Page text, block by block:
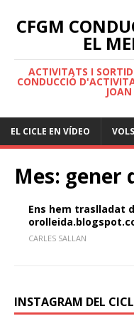
CFGM
EL
ACTIVITATS I
CONDUCCIÓ
EL CICLE EN VÍDEO
Mes: gener
Ens hem traslladat
CARLES SALLAN
INSTAGRAM DEL